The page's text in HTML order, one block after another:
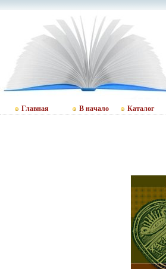
Главная В начало Каталог